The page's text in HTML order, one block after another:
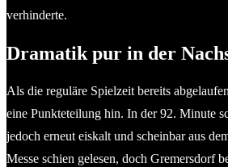
verhinderte.
Dramatik pur in der
Als die reguläre Spielzeit bereits
eine Punkteteilung hin. In der 92. Minute
jedoch erneut eiskalt und scheinbar aus
Messe schien gelesen, doch Gremersdorf